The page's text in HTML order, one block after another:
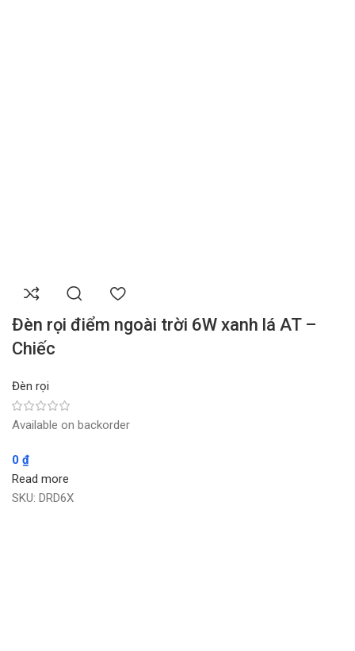
Đèn rọi điểm ngoài trời 6W xanh lá AT –
Chiếc
Đèn rọi
Available on backorder
0 ₫
Read more
SKU: DRD6X